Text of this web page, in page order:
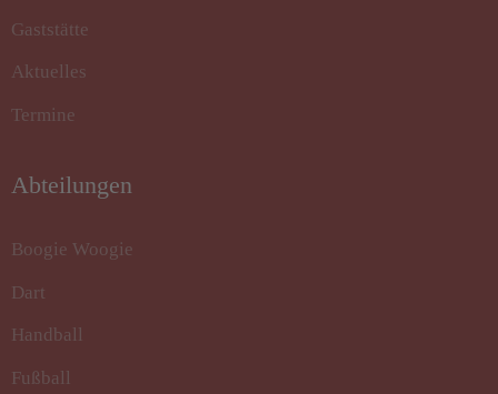
Gaststätte
Aktuelles
Termine
Abteilungen
Boogie Woogie
Dart
Handball
Fußball